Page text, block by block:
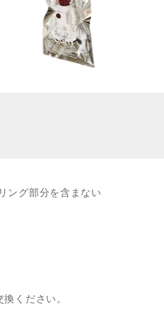
ング部分を含まない
ください。